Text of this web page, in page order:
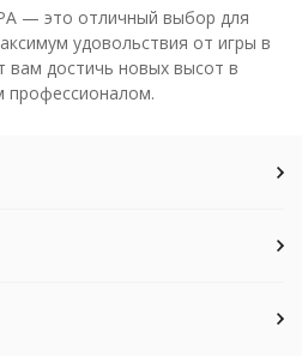
— это отличный выбор для
удовольствия от игры в
достичь новых высот в
профессионалом.